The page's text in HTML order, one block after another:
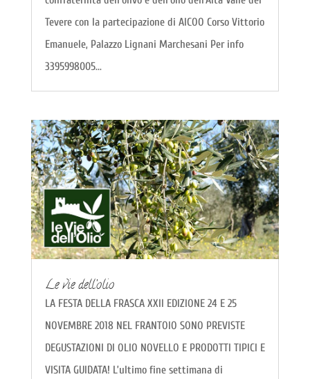
Tevere con la partecipazione di AICOO Corso Vittorio
Emanuele, Palazzo Lignani Marchesani Per info
3395998005...
Le vie dell’olio
LA FESTA DELLA FRASCA XXII EDIZIONE 24 E 25
NOVEMBRE 2018 NEL FRANTOIO SONO PREVISTE
DEGUSTAZIONI DI OLIO NOVELLO E PRODOTTI TIPICI E
VISITA GUIDATA! L’ultimo fine settimana di